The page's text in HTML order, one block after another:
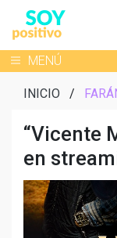
Toggle navigation
MENÚ
INICIO /
“Vicente
en